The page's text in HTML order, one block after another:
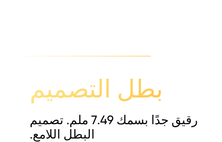
بطل التصميم
رقيق جدًا بسمك 7.49 ملم. تصميم
البطل اللامع.